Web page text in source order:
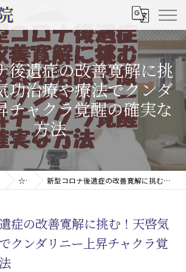
後遺症の改善寛解に挑
功治療や療法でクンダ
チャクラ覚醒の確実な
方法
☆コラム 新型コロナ後遺症の改善寛解に挑む！天啓気功治療や療法でクンダリニー上昇チャクラ覚醒の確実な方法
症の改善寛解に挑む！天啓気
クンダリニー上昇チャクラ覚